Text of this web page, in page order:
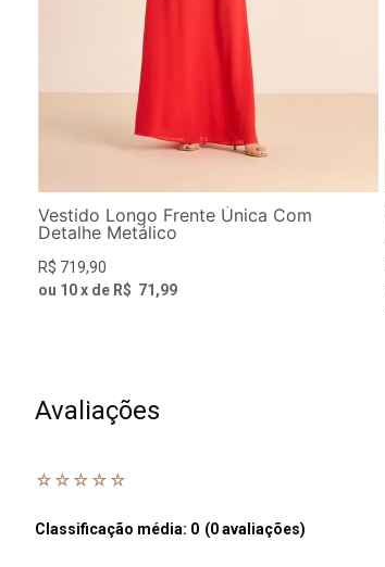
Vestido Longo Frente Única Com
Detalhe Metálico
R$ 719,90
ou 10x de R$ 71 ,99
Avaliações
☆ ☆ ☆ ☆ ☆
Classificação média: 0 (0 avaliações)